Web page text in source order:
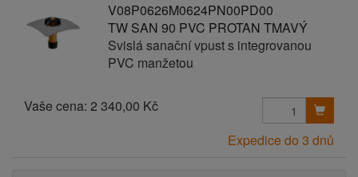
V08P0626M0624PN00PD00
TW SAN 90 PVC PROTAN TMAVÝ
Svislá sanační vpust s integrovanou
PVC manžetou
Vaše cena: 2 340,00 Kč
Expedice do 3 dnů